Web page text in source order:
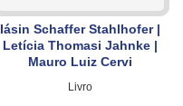
Iásin Schaffer Stahlhofer |
Letícia Thomasi Jahnke |
Mauro Luiz Cervi
Livro